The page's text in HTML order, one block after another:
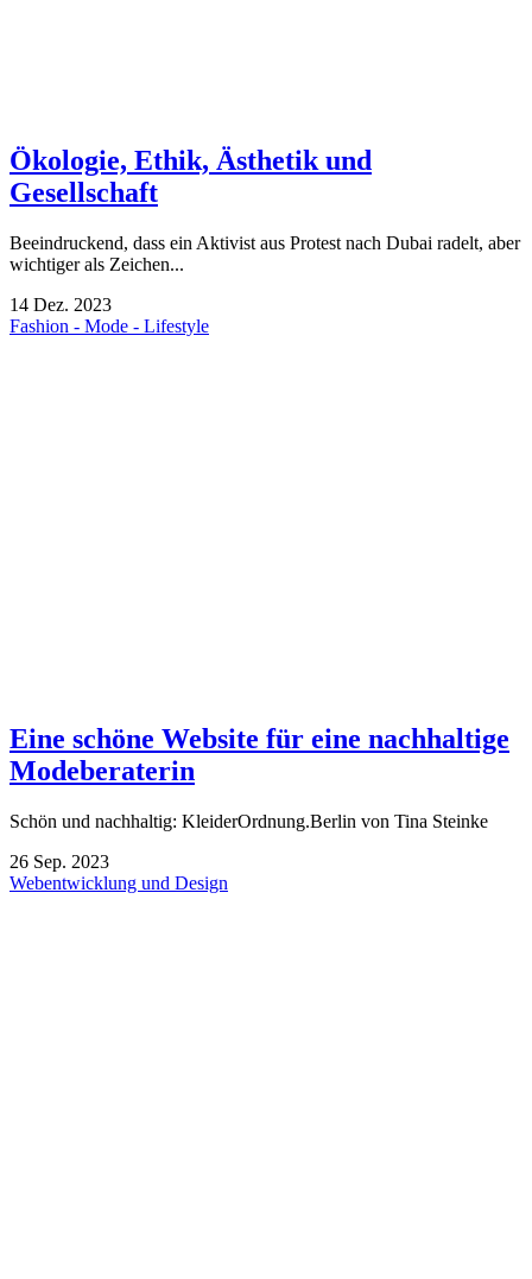
Ökologie, Ethik, Ästhetik und
Gesellschaft
Beeindruckend, dass ein Aktivist aus Protest nach Dubai radelt, aber
wichtiger als Zeichen...
14 Dez. 2023
Fashion - Mode - Lifestyle
Eine schöne Website für eine nachhaltige
Modeberaterin
Schön und nachhaltig: KleiderOrdnung.Berlin von Tina Steinke
26 Sep. 2023
Webentwicklung und Design